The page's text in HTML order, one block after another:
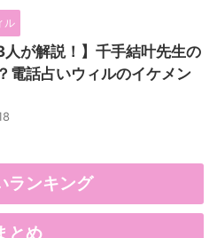
ル
人が解説！】千手結叶先生の
電話占いウィルのイケメン
ランキング
とめ